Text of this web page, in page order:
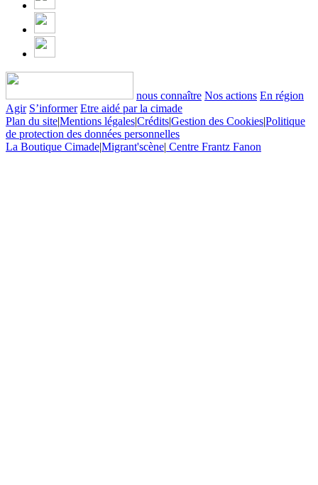
nous connaître Nos actions En région
Agir S’informer Etre aidé par la cimade
Plan du site|Mentions légales|Crédits|Gestion des Cookies|Politique
de protection des données personnelles
La Boutique Cimade|Migrant'scène| Centre Frantz Fanon